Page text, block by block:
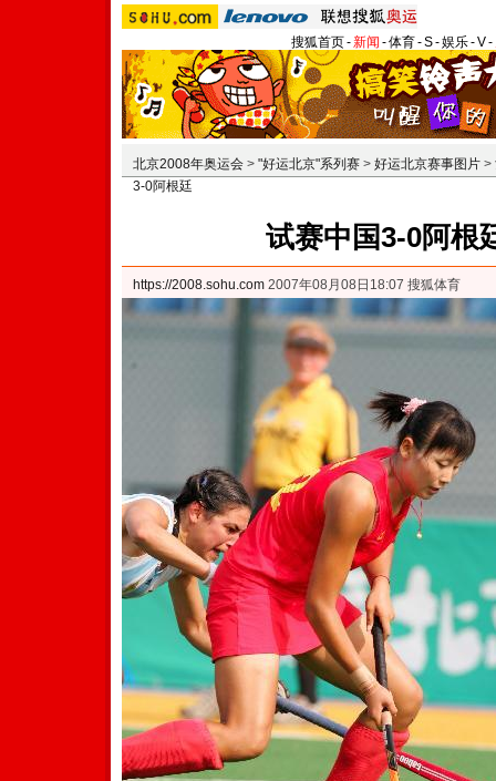
搜狐首页-新闻 -体育-S-娱乐-V-
北京2008年奥运会 > "好运北京"系列赛 > 好运北京赛事图片 >
3-0阿根廷
试赛中国3-0阿根
https://2008.sohu.com 2007年08月08日18:07 搜狐体育